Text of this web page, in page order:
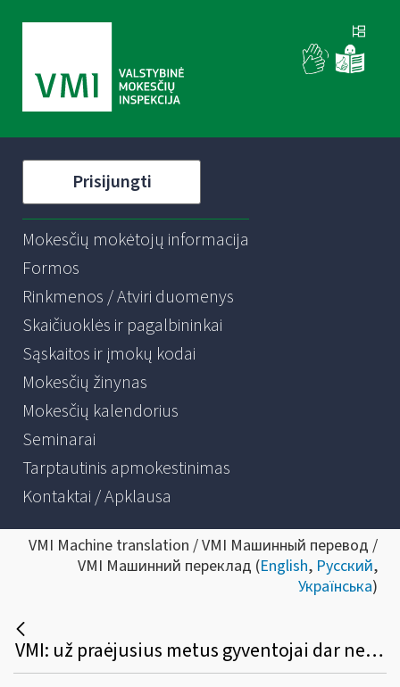
Prisijungti
Mokesčių mokėtojų informacija
Formos
Rinkmenos / Atviri duomenys
Skaičiuoklės ir pagalbininkai
Sąskaitos ir įmokų kodai
Mokesčių žinynas
Mokesčių kalendorius
Seminarai
Tarptautinis apmokestinimas
Kontaktai / Apklausa
VMI Machine translation / VMI Машинный перевод /
VMI Машинний переклад (English, Русский,
Українська)
VMI: už praėjusius metus gyventojai dar nesumokėjo 33,6 mln. eurų GPM